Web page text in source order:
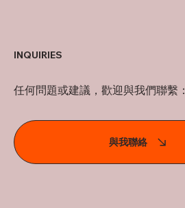
INQUIRIES
任何問題或建議，歡迎與我們聯繫：
與我聯絡